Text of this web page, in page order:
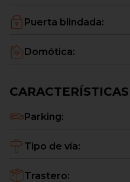
Puerta blindada:
Domótica:
Parking:
Tipo de vía:
Trastero: